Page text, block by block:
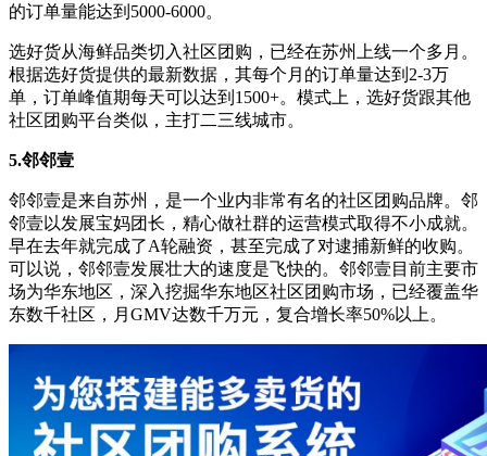
的订单量能达到5000-6000。
选好货从海鲜品类切入社区团购，已经在苏州上线一个多月。
根据选好货提供的最新数据，其每个月的订单量达到2-3万
单，订单峰值期每天可以达到1500+。模式上，选好货跟其他
社区团购平台类似，主打二三线城市。
5.邻邻壹
邻邻壹是来自苏州，是一个业内非常有名的社区团购品牌。邻
邻壹以发展宝妈团长，精心做社群的运营模式取得不小成就。
早在去年就完成了A轮融资，甚至完成了对逮捕新鲜的收购。
可以说，邻邻壹发展壮大的速度是飞快的。邻邻壹目前主要市
场为华东地区，深入挖掘华东地区社区团购市场，已经覆盖华
东数千社区，月GMV达数千万元，复合增长率50%以上。